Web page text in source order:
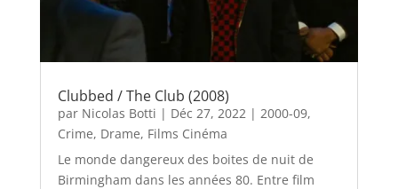
Clubbed / The Club (2008)
par Nicolas Botti | Déc 27, 2022 | 2000-09,
Crime, Drame, Films Cinéma
Le monde dangereux des boites de nuit de
Birmingham dans les années 80. Entre film